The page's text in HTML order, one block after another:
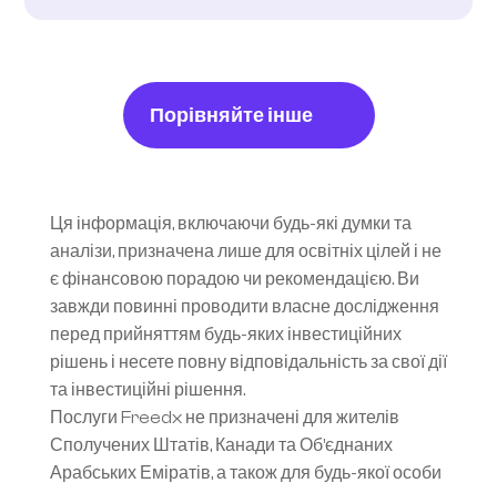
Порівняйте інше
Ця інформація, включаючи будь-які думки та
аналізи, призначена лише для освітніх цілей і не
є фінансовою порадою чи рекомендацією. Ви
завжди повинні проводити власне дослідження
перед прийняттям будь-яких інвестиційних
рішень і несете повну відповідальність за свої дії
та інвестиційні рішення.
Послуги Freedx не призначені для жителів
Сполучених Штатів, Канади та Об’єднаних
Арабських Еміратів, а також для будь-якої особи